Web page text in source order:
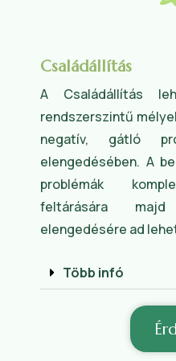
Családállítás
A Családállítás
rendszerszintű
negatív, gátló
elengedésében. A
problémák
feltárására
elengedésére ad
Több infó